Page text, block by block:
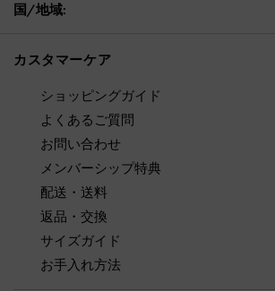
国/地域:
カスタマーケア
ショッピングガイド
よくあるご質問
お問い合わせ
メンバーシップ特典
配送・送料
返品・交換
サイズガイド
お手入れ方法